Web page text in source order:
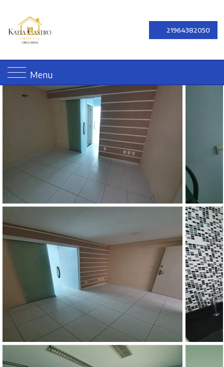
21964382050
Menu